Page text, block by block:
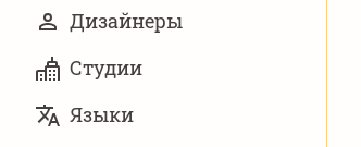
Дизайнеры
Студии
Языки